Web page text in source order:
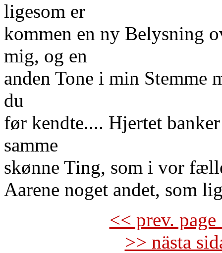
ligesom er
kommen en ny Belysning
mig, og en
anden Tone i min Stemme
du
før kendte.... Hjertet
samme
skønne Ting, som i vor
Aarene noget andet, som
<< prev.
>> nästa